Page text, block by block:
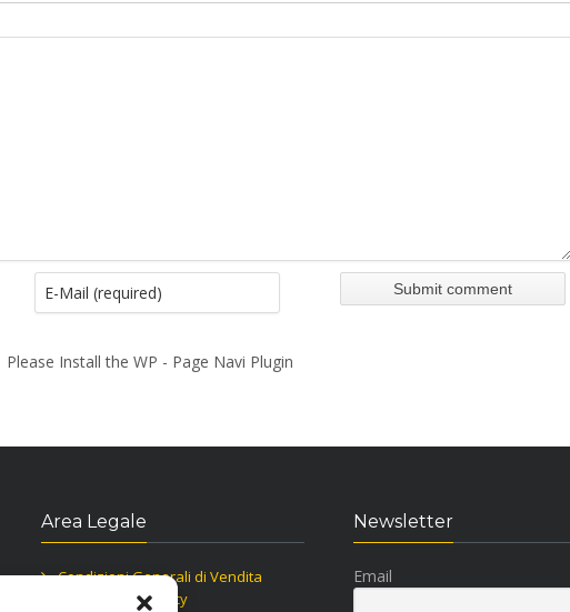
Please Install the WP - Page Navi Plugin
Area Legale
Condizioni Generali di Vendita
Informativa Privacy
Newsletter
Email